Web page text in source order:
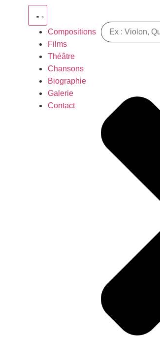
Compositions
Films
Théâtre
Chansons
Biographie
Galerie
Contact